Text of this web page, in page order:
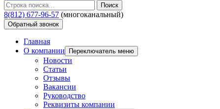
Поиск
8(812) 677-96-57 (многоканальный)
Обратный звонок
Главная
О компании
Переключатель меню
Новости
Статьи
Отзывы
Вакансии
Руководство
Реквизиты компании